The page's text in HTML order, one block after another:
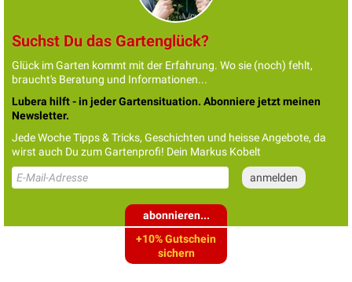
Suchst Du das Gartenglück?
Glück im Garten kommt mit der Erfahrung. Wo sie (noch) fehlt,
braucht's Beratung und Informationen...
Lubera hilft - in jeder Gartensituation. Abonniere jetzt meinen
Newsletter.
Jede Woche Tipps & Tricks, Geschichten und heisse Angebote, da
wirst auch Du zum Gartenprofi! Dein Markus Kobelt
abonnieren...
+10% Gutschein
sichern